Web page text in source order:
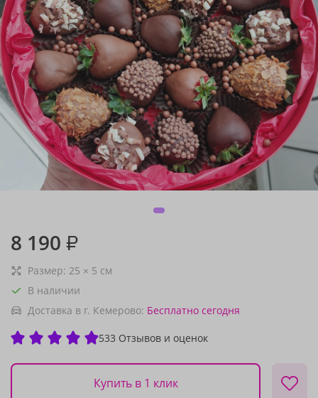
8 190 ₽
Размер: 25 × 5 см
В наличии
Доставка в г. Кемерово: Бесплатно сегодня
533 Отзывов и оценок
Купить в 1 клик